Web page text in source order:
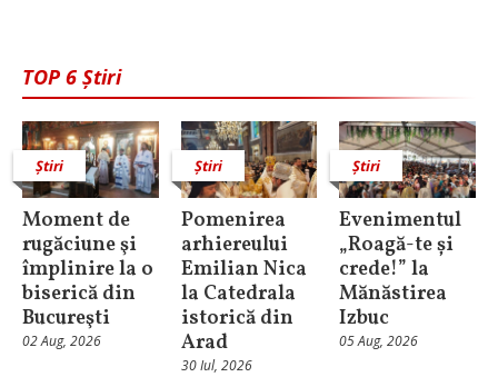
TOP 6 Știri
Știri
Moment de
rugăciune şi
împlinire la o
biserică din
Bucureşti
02 Aug, 2026
Știri
Pomenirea
arhiereului
Emilian Nica
la Catedrala
istorică din
Arad
30 Iul, 2026
Știri
Evenimentul
„Roagă-te și
crede!” la
Mănăstirea
Izbuc
05 Aug, 2026